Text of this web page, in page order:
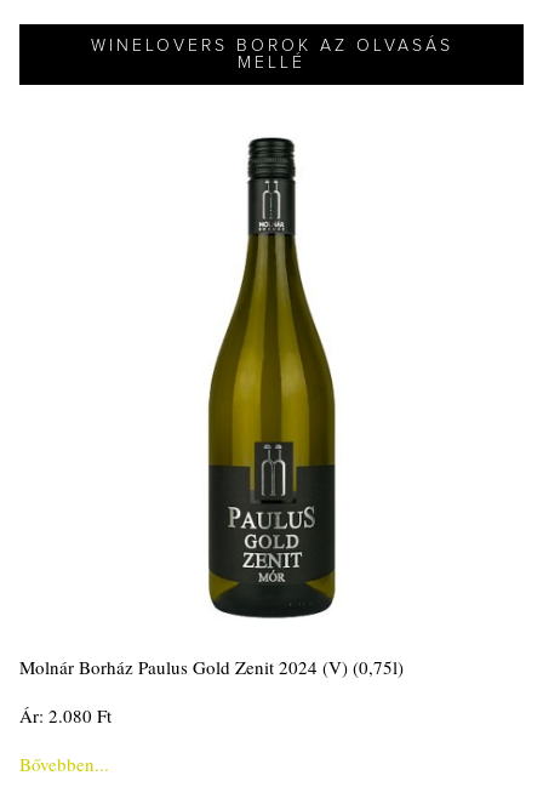
WINELOVERS BOROK AZ OLVASÁS
MELLÉ
Molnár Borház Paulus Gold Zenit 2024 (V) (0,75l)
Ár: 2.080 Ft
Bővebben...